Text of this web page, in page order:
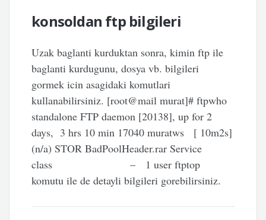
konsoldan ftp bilgileri
Uzak baglanti kurduktan sonra, kimin ftp ile
baglanti kurdugunu, dosya vb. bilgileri
gormek icin asagidaki komutlari
kullanabilirsiniz. [root@mail murat]# ftpwho
standalone FTP daemon [20138], up for 2
days, 3 hrs 10 min 17040 muratws [ 10m2s]
(n/a) STOR BadPoolHeader.rar Service
class – 1 user ftptop
komutu ile de detayli bilgileri gorebilirsiniz.